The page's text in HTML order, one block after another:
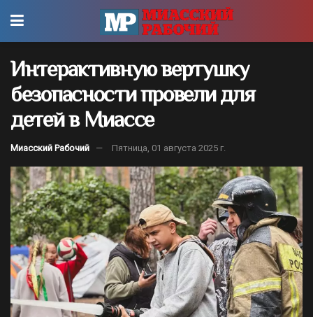
Интерактивную вертушку
безопасности провели для
детей в Миассе
Миасский Рабочий Пятница, 01 августа 2025 г.